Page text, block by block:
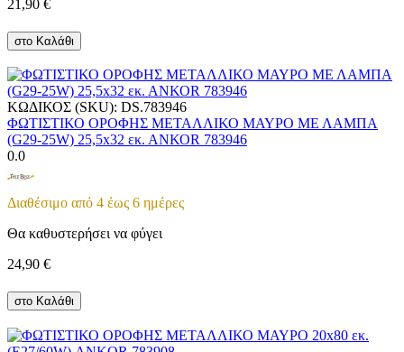
21,90 €
στο Καλάθι
ΚΩΔΙΚΟΣ (SKU): DS.783946
ΦΩΤΙΣΤΙΚΟ ΟΡΟΦΗΣ ΜΕΤΑΛΛΙΚΟ ΜΑΥΡΟ ΜΕ ΛΑΜΠΑ
(G29-25W) 25,5x32 εκ. ΑΝΚΟR 783946
0.0
Διαθέσιμο από 4 έως 6 ημέρες
Θα καθυστερήσει να φύγει
24,90 €
στο Καλάθι